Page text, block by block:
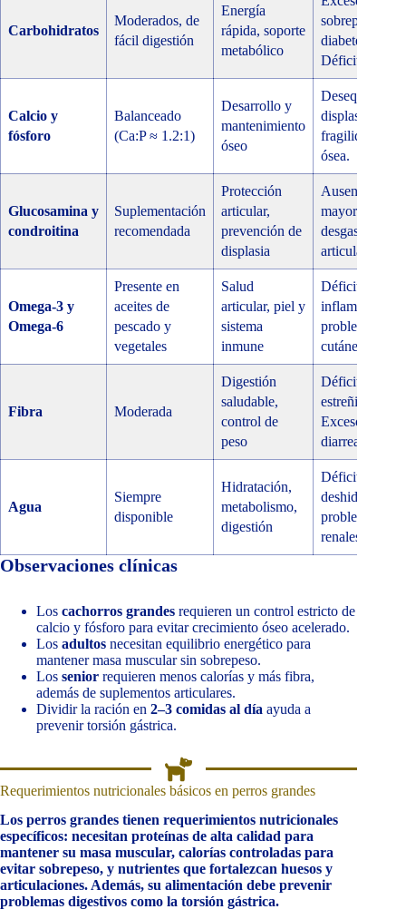
Carbohidratos
Moderados, de
fácil digestión
Energía
rápida, soporte
metabólico
sobrepeso,
diabetes.
Déficit: fatiga.
Calcio y
fósforo
Balanceado
(Ca:P ≈ 1.2:1)
Desarrollo y
mantenimiento
óseo
Desequilibrio:
displasia,
fragilidad
ósea.
Glucosamina y
condroitina
Suplementación
recomendada
Protección
articular,
prevención de
displasia
Ausencia:
mayor
desgaste
articular.
Omega-3 y
Omega-6
Presente en
aceites de
pescado y
vegetales
Salud
articular, piel y
sistema
inmune
Déficit:
inflamación,
problemas
cutáneos.
Fibra Moderada
Digestión
saludable,
control de
peso
Déficit:
estreñimiento.
Exceso:
diarrea.
Agua
Siempre
disponible
Hidratación,
metabolismo,
digestión
Déficit:
deshidratación,
problemas
renales.
Observaciones clínicas
Los cachorros grandes requieren un control estricto de
calcio y fósforo para evitar crecimiento óseo acelerado.
Los adultos necesitan equilibrio energético para
mantener masa muscular sin sobrepeso.
Los senior requieren menos calorías y más fibra,
además de suplementos articulares.
Dividir la ración en 2–3 comidas al día ayuda a
prevenir torsión gástrica.
Requerimientos nutricionales básicos en perros grandes
Los perros grandes tienen requerimientos nutricionales
específicos: necesitan proteínas de alta calidad para
mantener su masa muscular, calorías controladas para
evitar sobrepeso, y nutrientes que fortalezcan huesos y
articulaciones. Además, su alimentación debe prevenir
problemas digestivos como la torsión gástrica.